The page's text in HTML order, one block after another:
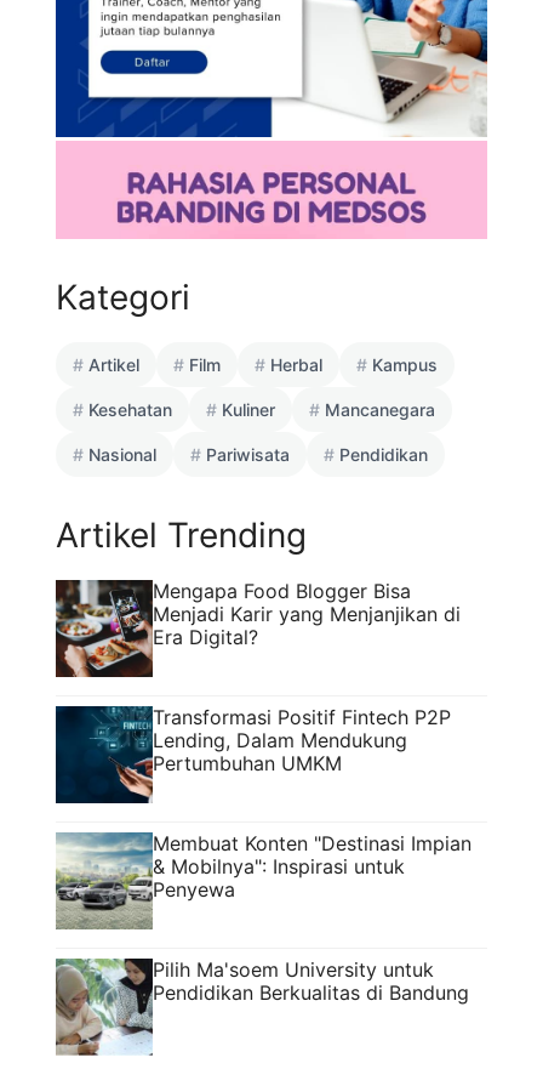
Kategori
Artikel Film Herbal Kampus
Kesehatan Kuliner Mancanegara
Nasional Pariwisata Pendidikan
Artikel Trending
Mengapa Food Blogger Bisa
Menjadi Karir yang Menjanjikan di
Era Digital?
Transformasi Positif Fintech P2P
Lending, Dalam Mendukung
Pertumbuhan UMKM
Membuat Konten "Destinasi Impian
& Mobilnya": Inspirasi untuk
Penyewa
Pilih Ma'soem University untuk
Pendidikan Berkualitas di Bandung